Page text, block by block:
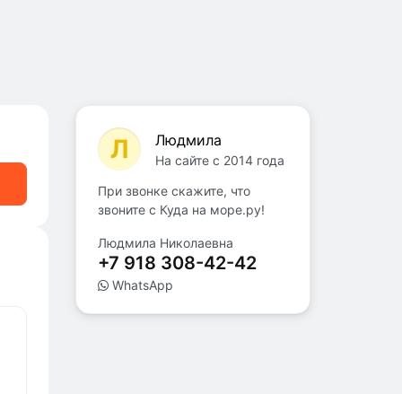
Л Людмила
На сайте с 2014 года
При звонке скажите, что
звоните с Куда на море.ру!
Людмила Николаевна
+7 918 308-42-42
WhatsApp